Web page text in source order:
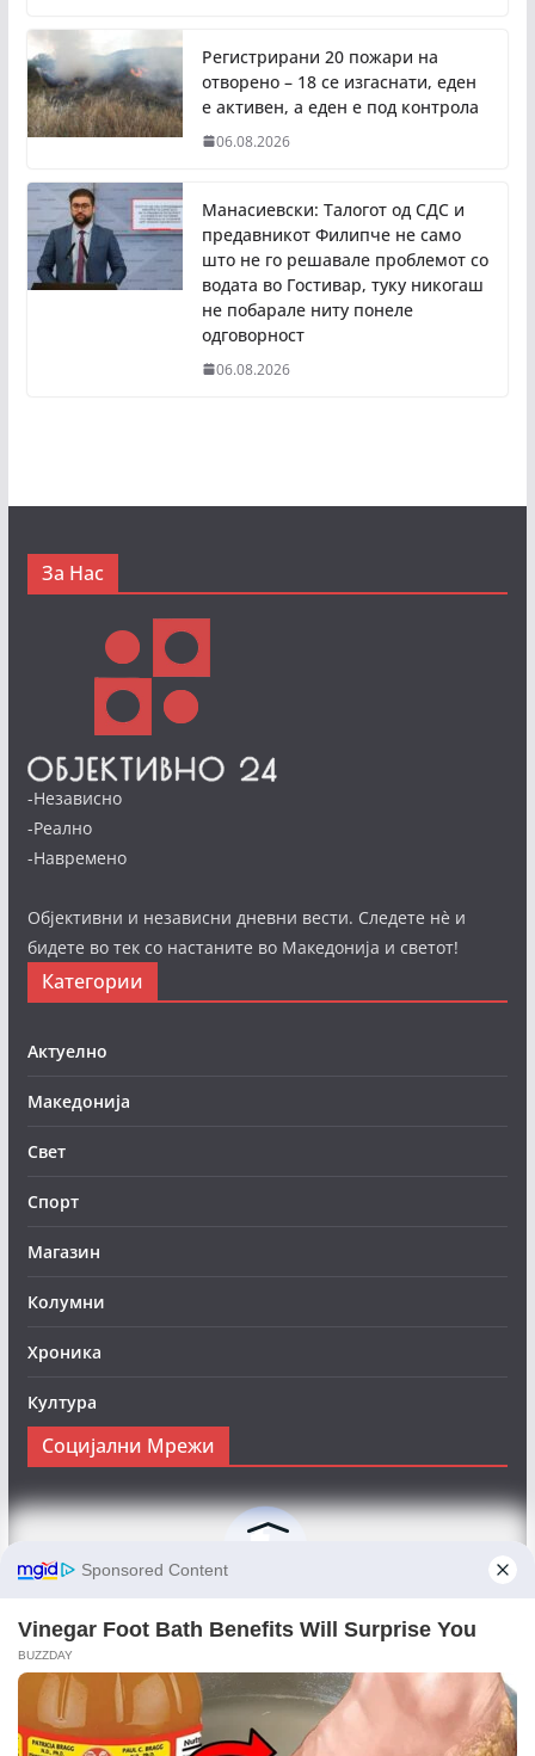
Регистрирани 20 пожари на
отворено – 18 се изгаснати, еден
е активен, а еден е под контрола
06.08.2026
Манасиевски: Талогот од СДС и
предавникот Филипче не само
што не го решавале проблемот со
водата во Гостивар, туку никогаш
не побарале ниту понеле
одговорност
06.08.2026
За Нас
-Независно
-Реално
-Навремено
Објективни и независни дневни вести. Следете нè и
бидете во тек со настаните во Македонија и светот!
Категории
Актуелно
Македонија
Свет
Спорт
Магазин
Колумни
Хроника
Култура
Социјални Мрежи
Следете нè на Фејсбук за да сте во тек со најновите